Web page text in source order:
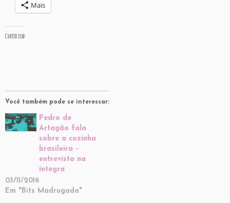
Mais
Curtir isso:
Você também pode se interessar:
Pedro de
Artagão fala
sobre a cozinha
brasileira –
entrevista na
íntegra
03/11/2016
Em "Bits Madrugada"